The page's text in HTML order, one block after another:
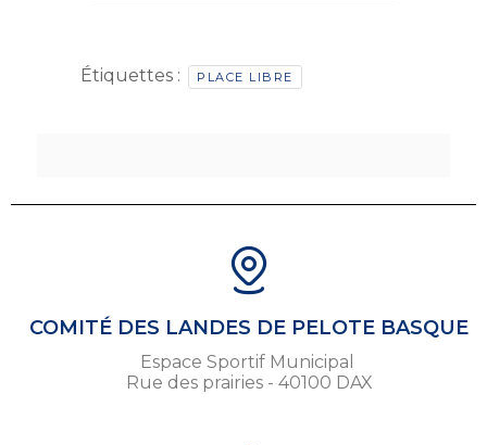
Étiquettes : PLACE LIBRE
COMITÉ DES LANDES DE PELOTE BASQUE
Espace Sportif Municipal
Rue des prairies - 40100 DAX